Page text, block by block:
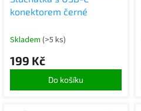
ukonektorem černé
Skladem (>5 ks)
199 Kč
Do košíku